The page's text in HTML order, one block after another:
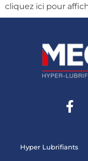
cliquez ici pour
Hyper Lubrifiants